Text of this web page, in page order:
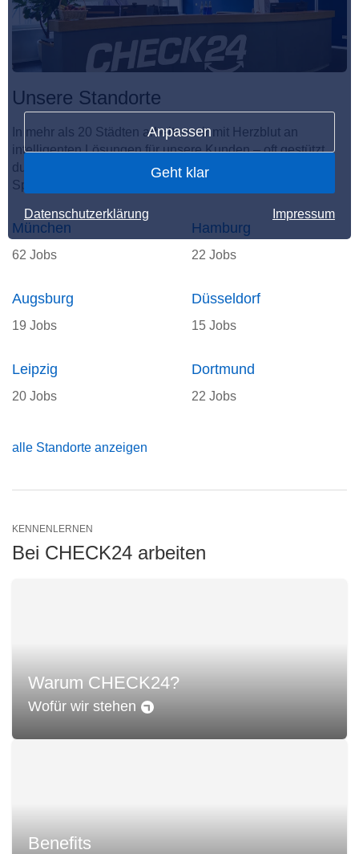
Anpassen
Geht klar
Datenschutzerklärung Impressum
Unsere Standorte
In mehr als 20 Städten arbeiten wir mit Herzblut an
intelligenten Lösungen für unsere Kunden – oft gestützt
durch KI. Hier entsteht der unvergleichliche CHECKito
Spirit.
München
62 Jobs
Dortmund
22 Jobs
Hamburg
22 Jobs
Leipzig
20 Jobs
Augsburg
19 Jobs
Düsseldorf
15 Jobs
alle Standorte anzeigen
KENNENLERNEN
Bei CHECK24 arbeiten
Warum CHECK24?
Wofür wir stehen
Benefits